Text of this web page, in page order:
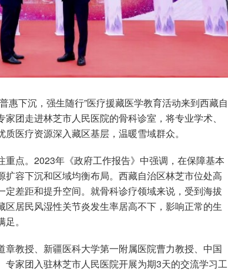
惠下沉，强生随行”医疗援藏医学教育活动来到西藏自
团走进林芝市人民医院的骨科诊室，将专业学术、
医疗资源深入藏区基层，温暖雪域群众。
点。2023年《政府工作报告》中强调，在保障基本
容下沉和区域均衡布局。西藏自治区林芝市位处高
差距和提升空间。就骨科诊疗领域来说，受到海拔
居民风湿性关节炎发生率居高不下，影响正常的生
。
教授、新疆医科大学第一附属医院曹力教授、中国
家团入驻林芝市人民医院开展为期3天的交流学习工